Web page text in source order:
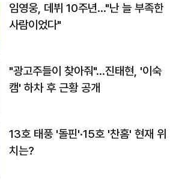
임영웅, 데뷔 10주년…"난 늘 부족한
사람이었다"
"광고주들이 찾아줘"…진태현, '이숙
캠' 하차 후 근황 공개
13호 태풍 '돌핀'·15호 '찬홈' 현재 위
치는?